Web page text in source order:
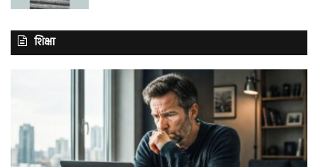
शिक्षा